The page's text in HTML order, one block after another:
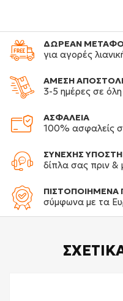
ΔΩΡΕΑΝ
για αγορές
ΑΜΕΣΗ
3-5 ημέρες σε
ΑΣΦΑΛΕΙΑ
100% ασφαλείς
ΣΥΝΕΧΗΣ
δίπλα σας πριν
ΠΙΣΤΟΠΟΙΗΜΕΝΑ
σύμφωνα με τα